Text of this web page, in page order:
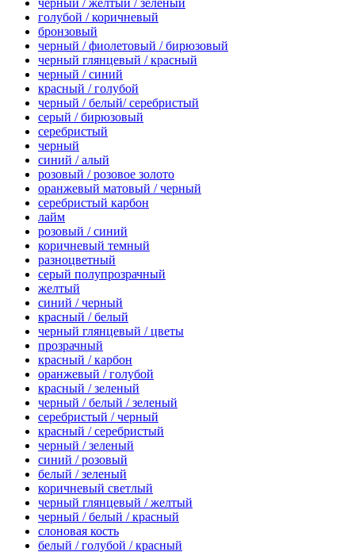
голубой / коричневый
бронзовый
черный / фиолетовый / бирюзовый
черный глянцевый / красный
черный / синий
красный / голубой
черный / белый/ серебристый
серый / бирюзовый
серебристый
черный
синий / алый
розовый / розовое золото
оранжевый матовый / черный
серебристый карбон
лайм
розовый / синий
коричневый темный
разноцветный
серый полупрозрачный
желтый
синий / черный
красный / белый
черный глянцевый / цветы
прозрачный
красный / карбон
оранжевый / голубой
красный / зеленый
черный / белый / зеленый
серебристый / черный
красный / серебристый
черный / зеленый
синий / розовый
белый / зеленый
коричневый светлый
черный глянцевый / желтый
черный / белый / красный
слоновая кость
белый / голубой / красный